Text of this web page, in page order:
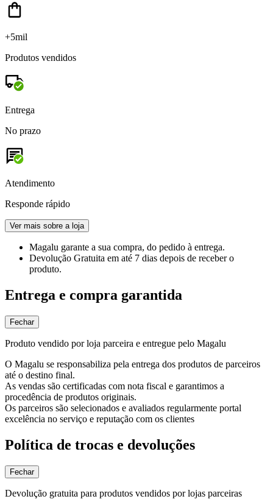
+5mil
Produtos vendidos
Entrega
No prazo
Atendimento
Responde rápido
Ver mais sobre a loja
Magalu garante a sua compra, do pedido à entrega.
Devolução Gratuita em até 7 dias depois de receber o
produto.
Entrega e compra garantida
Fechar
Produto vendido por loja parceira e entregue pelo Magalu
O Magalu se responsabiliza pela entrega dos produtos de parceiros
até o destino final.
As vendas são certificadas com nota fiscal e garantimos a
procedência de produtos originais.
Os parceiros são selecionados e avaliados regularmente portal
excelência no serviço e reputação com os clientes
Política de trocas e devoluções
Fechar
Devolução gratuita para produtos vendidos por lojas parceiras